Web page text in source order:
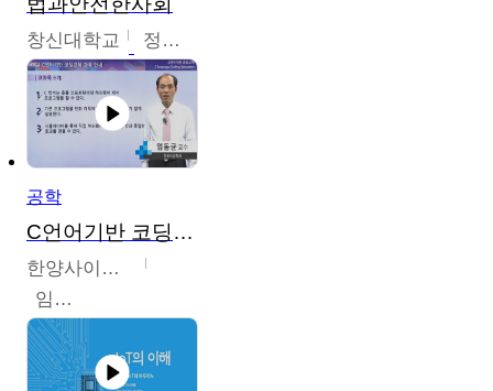
창신대학교 정연균
공학
C언어기반 코딩교육
한양사이버대학교
임동균